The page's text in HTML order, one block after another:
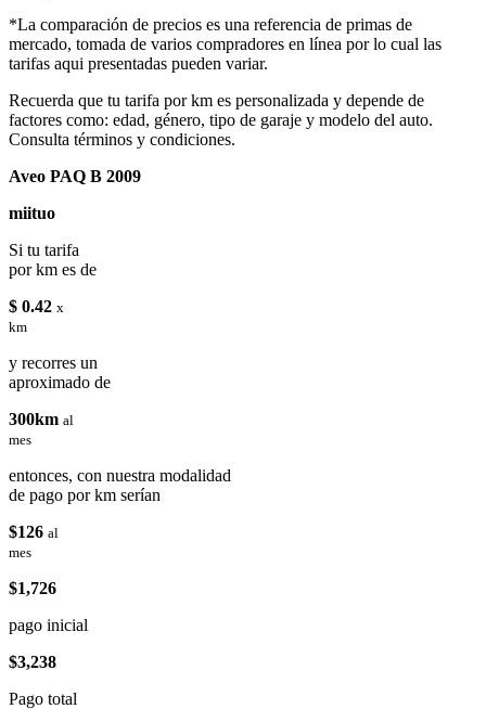
*La comparación de precios es una referencia de primas de
mercado, tomada de varios compradores en línea por lo cual las
tarifas aqui presentadas pueden variar.
Recuerda que tu tarifa por km es personalizada y depende de
factores como: edad, género, tipo de garaje y modelo del auto.
Consulta términos y condiciones.
Aveo PAQ B 2009
miituo
Si tu tarifa
por km es de
$ 0.42 x
km
y recorres un
aproximado de
300km al
mes
entonces, con nuestra modalidad
de pago por km serían
$126 al
mes
$1,726
pago inicial
$3,238
Pago total